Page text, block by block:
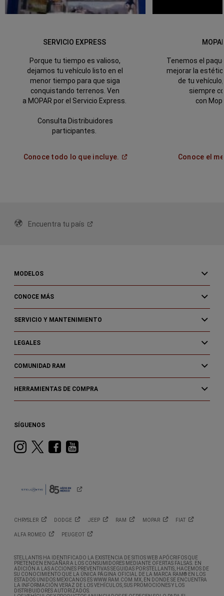
SERVICIO EXPRESS
Porque tu tiempo es valioso,
dejamos tu vehículo listo en el
menor tiempo para que siga
conquistando terrenos. Ven
a MOPAR por el Servicio Express.
Consulta Distribuidores
participantes.
Conoce todo lo que incluye. Open in a new window)
Tenemos el
mejorar la
de tu
siempre
con
Conoce el
Encuentra tu país
MODELOS
CONOCE MÁS
SERVICIO Y MANTENIMIENTO
LEGALES
COMUNIDAD RAM
HERRAMIENTAS DE COMPRA
SÍGUENOS
Instagram
TwitterFacebook
Youtube
CHRYSLER DODGE JEEP RAM MOPAR FIAT
ALFA ROMEO PEUGEOT
STELLANTIS HA IDENTIFICADO LA EXISTENCIA DE SITIOS WEB APÓCRIFOS QUE
PRETENDEN ENGAÑAR A LOS CONSUMIDORES MEDIANTE OFERTAS FALSAS. EN
ADICIÓN A LAS ACCIONES PREVENTIVAS SEGUIDAS POR STELLANTIS, HACEMOS DE
SU CONOCIMIENTO QUE LA ÚNICA PÁGINA OFICIAL DE LA MARCA RAM® EN LOS
ESTADOS UNIDOS MEXICANOS ES WWW.RAM.COM.MX, EN DONDE SE ENCUENTRA
LA INFORMACIÓN VERAZ DE LOS VEHÍCULOS, SUS PROMOCIONES Y LOS
DISTRIBUIDORES AUTORIZADOS.